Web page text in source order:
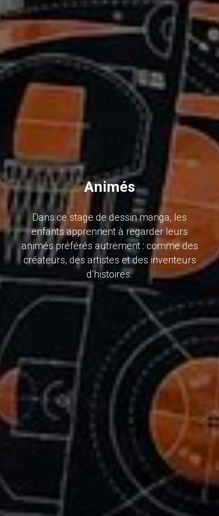
Animés
Dans ce stage de dessin manga, les
enfants apprennent à regarder leurs
animés préférés autrement : comme des
créateurs, des artistes et des inventeurs
d’histoires.